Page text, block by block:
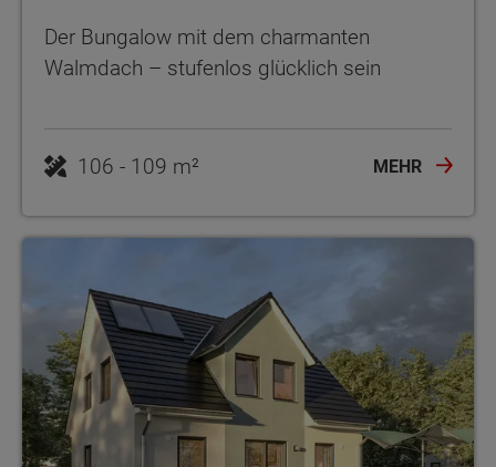
Der Bungalow mit dem charmanten
Walmdach – stufenlos glücklich sein
106 - 109 m² MEHR